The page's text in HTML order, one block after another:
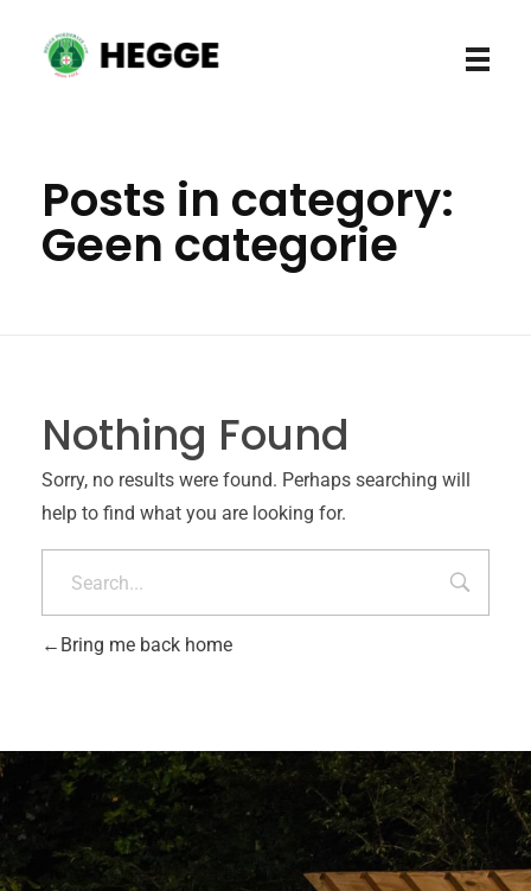
Posts in category:
Geen categorie
Nothing Found
Sorry, no results were found. Perhaps searching will
help to find what you are looking for.
Bring me back home